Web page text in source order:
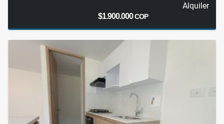
Alquiler
$1.900.000COP